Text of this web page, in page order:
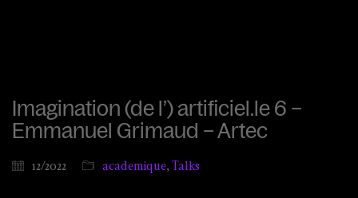
Imagination (de l’) artificiel.le 6 –
Emmanuel Grimaud – Artec
12/2022 academique, Talks